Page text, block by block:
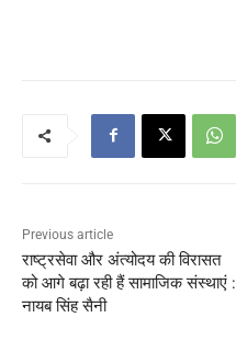
Previous article
राष्ट्रसेवा और अंत्योदय की विरासत
को आगे बढ़ा रही हैं सामाजिक संस्थाएं :
नायब सिंह सैनी